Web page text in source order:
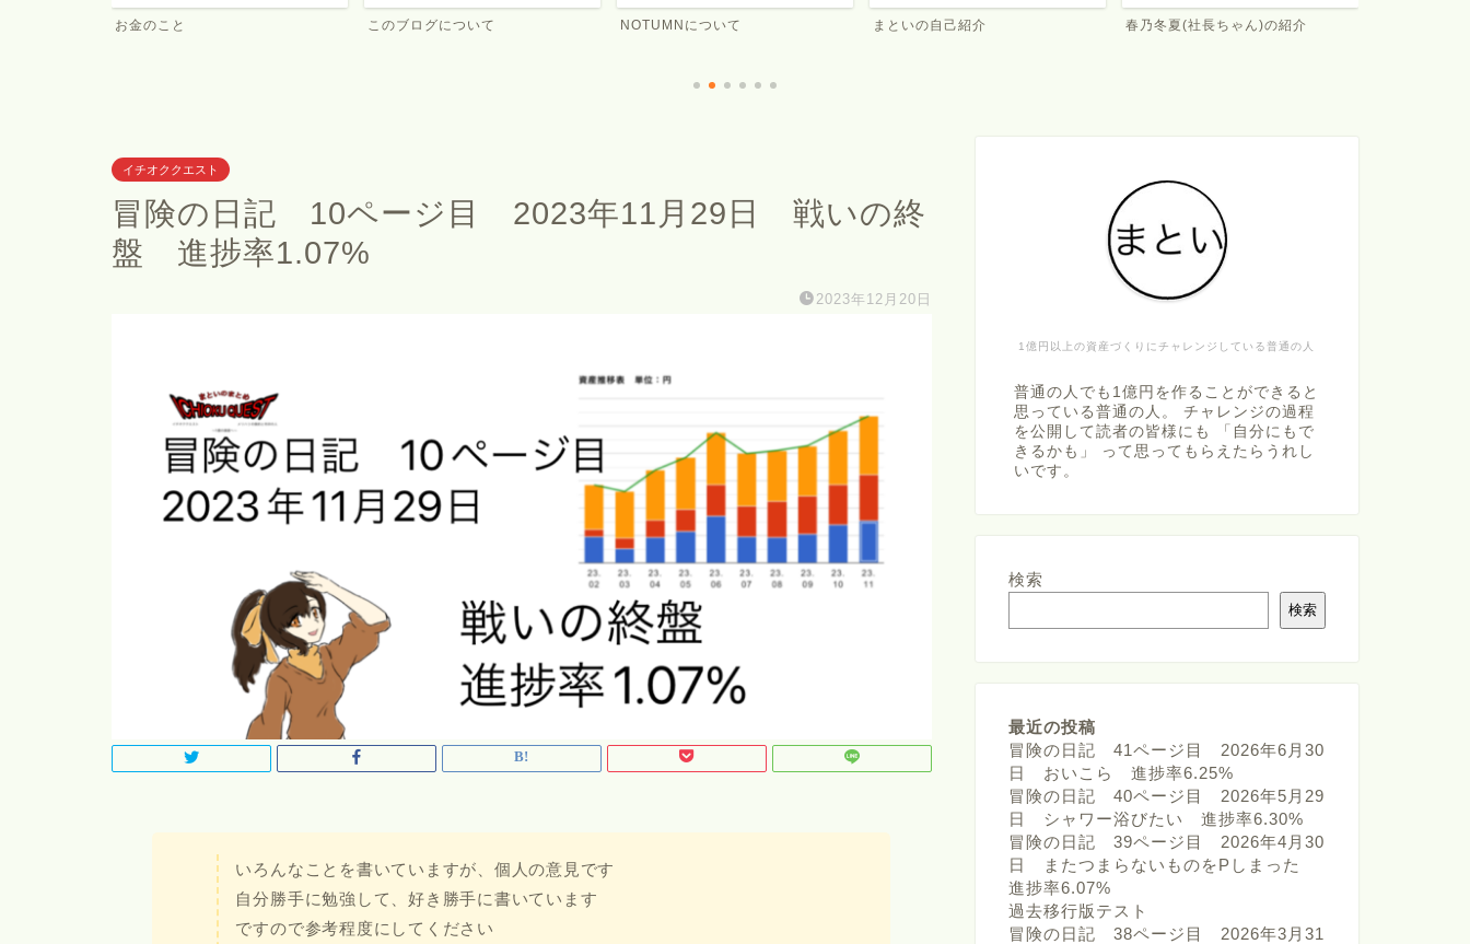
このブログについて NOTUMNについて まといの自己紹介 春乃冬夏(社長ちゃん)の紹介 イチオククエスト
イチオククエスト
冒険の日記 10ページ目 2023年11月29日 戦いの終
盤 進捗率1.07%
2023年12月20日
いろんなことを書いていますが、個人の意見です
自分勝手に勉強して、好き勝手に書いています
ですので参考程度にしてください
1億円以上の資産づくりにチャレンジしている普通の人
普通の人でも1億円を作ることができると
思っている普通の人。 チャレンジの過程
を公開して読者の皆様にも 「自分にもで
きるかも」 って思ってもらえたらうれし
いです。
検索
検索
最近の投稿
冒険の日記 41ページ目 2026年6月30
日 おいこら 進捗率6.25%
冒険の日記 40ページ目 2026年5月29
日 シャワー浴びたい 進捗率6.30%
冒険の日記 39ページ目 2026年4月30
日 またつまらないものをPしまった
進捗率6.07%
過去移行版テスト
冒険の日記 38ページ目 2026年3月31